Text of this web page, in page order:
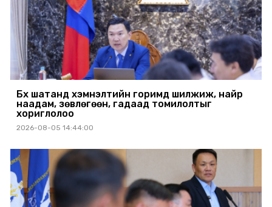
Бүх шатанд хэмнэлтийн горимд шилжиж, найр
наадам, зөвлөгөөн, гадаад томилолтыг
хориглолоо
2026-08-05 14:44:00